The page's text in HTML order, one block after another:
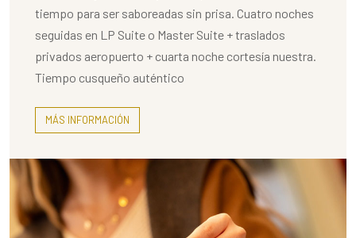
tiempo para ser saboreadas sin prisa. Cuatro noches
seguidas en LP Suite o Master Suite + traslados
privados aeropuerto + cuarta noche cortesía nuestra.
Tiempo cusqueño auténtico
MÁS INFORMACIÓN